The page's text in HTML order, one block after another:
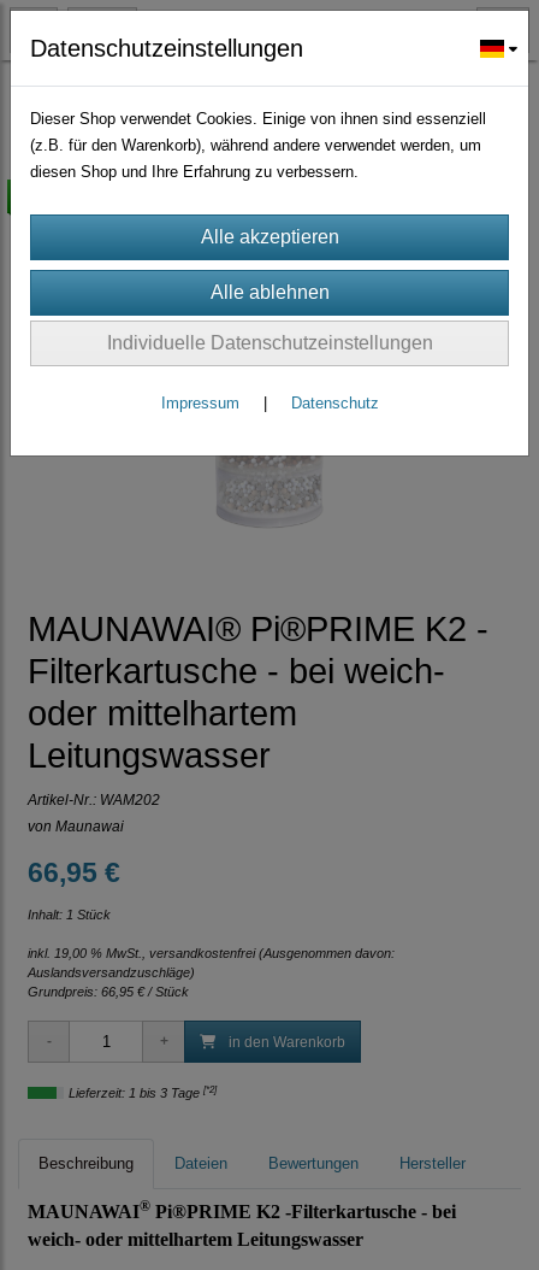
Wasserfilter Ersatzteile Stand Wasserfilter(9)
MAUNAWAI® Pi®PRIME K2 -
Filterkartusche - bei weich-
oder mittelhartem
Leitungswasser
Artikel-Nr.: WAM202
von Maunawai
66,95 €
Inhalt: 1 Stück
inkl. 19,00 % MwSt., versandkostenfrei(Ausgenommen davon:
Auslandsversandzuschläge)
Grundpreis: 66,95 € / Stück
in den Warenkorb
Lieferzeit: 1 bis 3 Tage [*2]
Beschreibung Dateien Bewertungen Hersteller
MAUNAWAI® Pi®PRIME K2 -Filterkartusche - bei
weich- oder mittelhartem Leitungswasser
Datenschutzeinstellungen
Dieser Shop verwendet Cookies. Einige von ihnen sind essenziell
(z.B. für den Warenkorb), während andere verwendet werden, um
diesen Shop und Ihre Erfahrung zu verbessern.
Individuelle Datenschutzeinstellungen
Impressum Datenschutz